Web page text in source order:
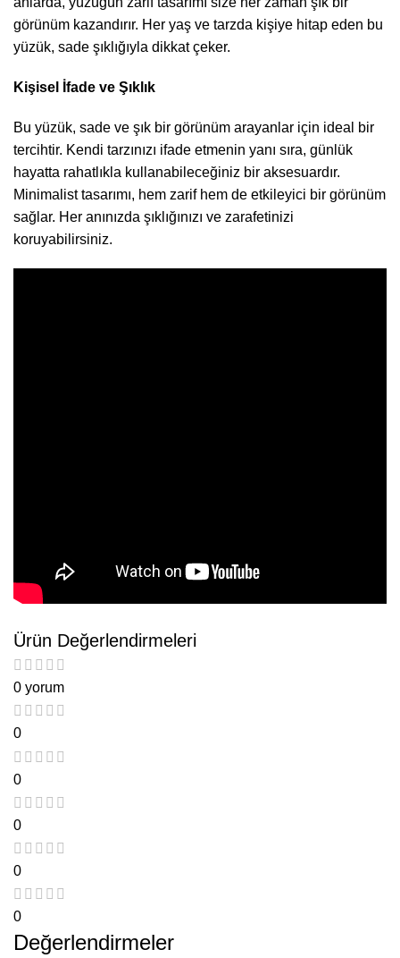
görünüm kazandırır. Her yaş ve tarzda kişiye hitap eden bu
yüzük, sade şıklığıyla dikkat çeker.
Kişisel İfade ve Şıklık
Bu yüzük, sade ve şık bir görünüm arayanlar için ideal bir
tercihtir. Kendi tarzınızı ifade etmenin yanı sıra, günlük
hayatta rahatlıkla kullanabileceğiniz bir aksesuardır.
Minimalist tasarımı, hem zarif hem de etkileyici bir görünüm
sağlar. Her anınızda şıklığınızı ve zarafetinizi
koruyabilirsiniz.
Ürün Değerlendirmeleri
0 yorum
0
0
0
0
0
Değerlendirmeler